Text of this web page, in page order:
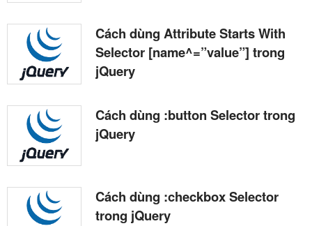
Cách dùng Attribute Starts With
Selector [name^=”value”] trong
jQuery
Cách dùng :button Selector trong
jQuery
Cách dùng :checkbox Selector
trong jQuery